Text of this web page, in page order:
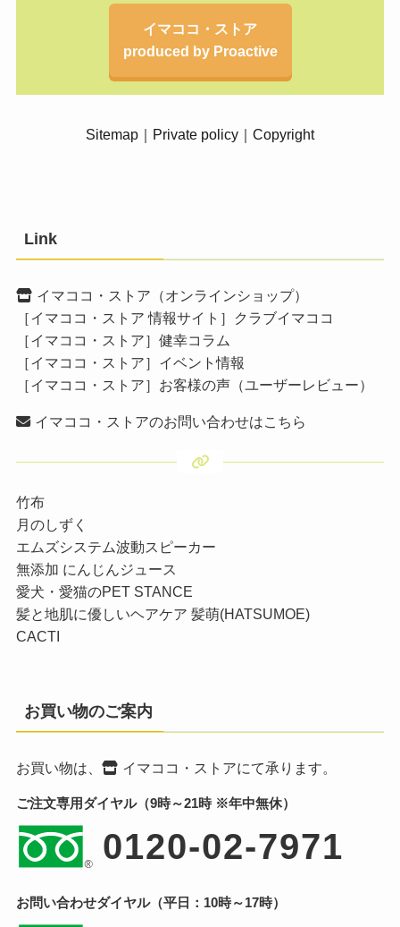
イマココ・ストア
produced by Proactive
Sitemap ｜ Private policy ｜ Copyright
Link
イマココ・ストア（オンラインショップ）
［イマココ・ストア 情報サイト］クラブイマココ
［イマココ・ストア］健幸コラム
［イマココ・ストア］イベント情報
［イマココ・ストア］お客様の声（ユーザーレビュー）
イマココ・ストアのお問い合わせはこちら
竹布
月のしずく
エムズシステム波動スピーカー
無添加 にんじんジュース
愛犬・愛猫のPET STANCE
髪と地肌に優しいヘアケア 髪萌(HATSUMOE)
CACTI
お買い物のご案内
お買い物は、 イマココ・ストアにて承ります。
ご注文専用ダイヤル（9時～21時 ※年中無休）
0120-02-7971
お問い合わせダイヤル（平日：10時～17時）